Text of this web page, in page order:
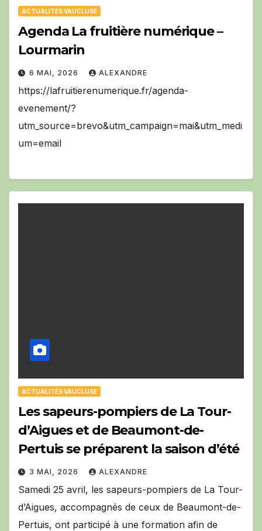
ACTUALITÉS VAUCLUSE
Agenda La fruitière numérique –
Lourmarin
6 MAI, 2026 ALEXANDRE
https://lafruitierenumerique.fr/agenda-
evenement/?
utm_source=brevo&utm_campaign=mai&utm_medi
um=email
ACTUALITÉS VAUCLUSE
Les sapeurs-pompiers de La Tour-
d’Aigues et de Beaumont-de-
Pertuis se préparent la saison d’été
3 MAI, 2026 ALEXANDRE
Samedi 25 avril, les sapeurs-pompiers de La Tour-
d’Aigues, accompagnés de ceux de Beaumont-de-
Pertuis, ont participé à une formation afin de